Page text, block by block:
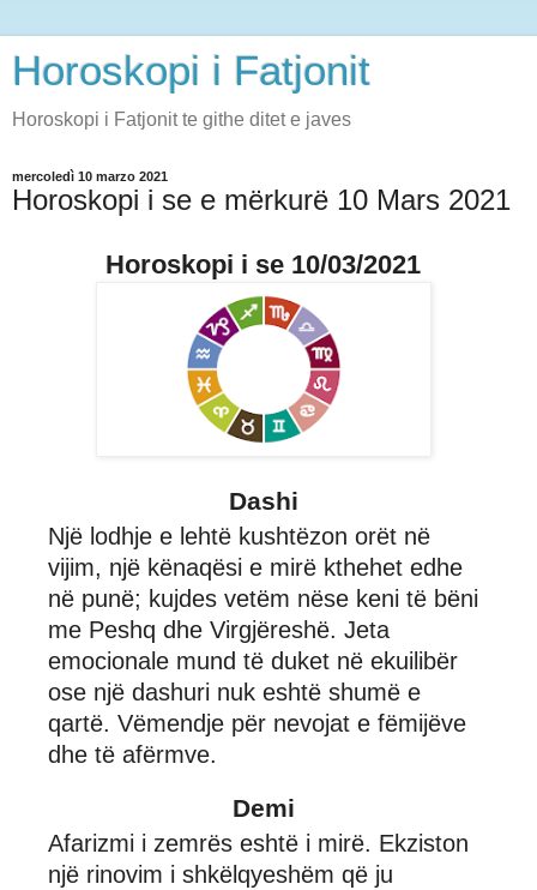
Horoskopi i Fatjonit
Horoskopi i Fatjonit te githe ditet e javes
mercoledì 10 marzo 2021
Horoskopi i se e mërkurë 10 Mars 2021
Horoskopi i se 10/03/2021
Dashi
Një lodhje e lehtë kushtëzon orët në
vijim, një kënaqësi e mirë kthehet edhe
në punë; kujdes vetëm nëse keni të bëni
me Peshq dhe Virgjëreshë. Jeta
emocionale mund të duket në ekuilibër
ose një dashuri nuk eshtë shumë e
qartë. Vëmendje për nevojat e fëmijëve
dhe të afërmve.
Demi
Afarizmi i zemrës eshtë i mirë. Ekziston
një rinovim i shkëlqyeshëm që ju